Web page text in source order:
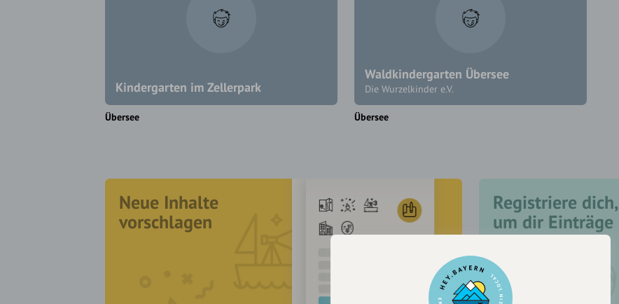
Kindergarten im Zellerpark
Übersee
Waldkindergarten Übersee
Die Wurzelkinder e.V.
Übersee
Neue Inhalte
vorschlagen
Registriere dich,
um dir Einträge
zu merken